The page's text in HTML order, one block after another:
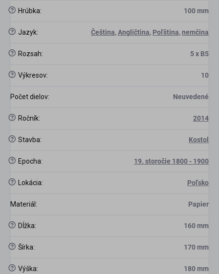
? Hrúbka: 100 mm
? Jazyk: Čeština,Angličtina, Poľština,nemčina
? Rozsah: 5 x B5
? Výkresov: 10
Počet dielov: Neuvedené
? Ročník: 2014
? Stavba: Kostol
? Epocha: 19. storočie 1800 - 1900
? Lokácia: Poľsko
Materiál: Papier
? Dĺžka: 160 mm
? Šírka: 170 mm
? Výška: 180 mm